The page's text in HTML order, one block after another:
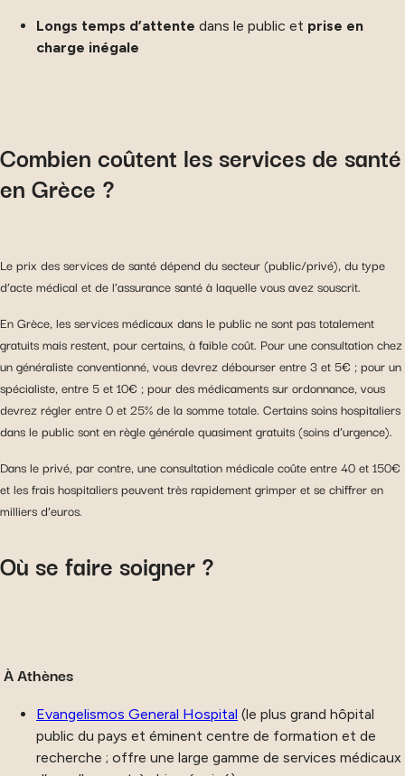
Longs temps d’attente dans le public et prise en
charge inégale
Combien coûtent les services de santé
en Grèce ?
Le prix des services de santé dépend du secteur (public/privé), du type
d’acte médical et de l’assurance santé à laquelle vous avez souscrit.
En Grèce, les services médicaux dans le public ne sont pas totalement
gratuits mais restent, pour certains, à faible coût. Pour une consultation chez
un généraliste conventionné, vous devrez débourser entre 3 et 5€ ; pour un
spécialiste, entre 5 et 10€ ; pour des médicaments sur ordonnance, vous
devrez régler entre 0 et 25% de la somme totale. Certains soins hospitaliers
dans le public sont en règle générale quasiment gratuits (soins d’urgence).
Dans le privé, par contre, une consultation médicale coûte entre 40 et 150€
et les frais hospitaliers peuvent très rapidement grimper et se chiffrer en
milliers d’euros.
Où se faire soigner ?
À Athènes
Evangelismos General Hospital (le plus grand hôpital
public du pays et éminent centre de formation et de
recherche ; offre une large gamme de services médicaux